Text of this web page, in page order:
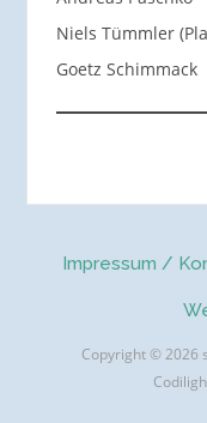
Niels Tümmler
Goetz Schimmack
Impressum /
Copyright © 2026